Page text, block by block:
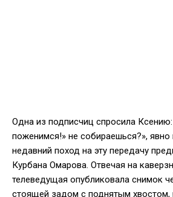
Одна из подписчиц спросила
поженимся!» не собираешься?», явно
недавний поход на эту передачу
Курбана Омарова. Отвечая на
телеведущая опубликовала снимок
стоящей задом с поднятым хвостом,